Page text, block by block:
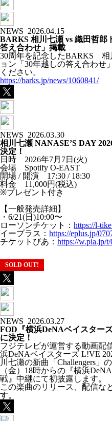
NEWS 2026.04.15
BARKS 相川七瀬 vs 織田哲郎
答え合わせ」掲載
30周年を記念したBARKS 相
ョン「30年越しの答え合わせ
ください。
https://barks.jp/news/1060841/
NEWS 2026.03.30
相川七瀬 NANASE’S DAY
決定！
日時 2026年7月7日(火)
会場 Spotify O-EAST
開場 / 開演 17:30 / 18:30
料金 11,000円(税込)
※プレゼント付き
【一般発売詳細】
・6/21(日)10:00〜
ローソンチケット： https://l-
イープラス： https://eplus.jp/
チケットぴあ： https://w.pia.jp/t/
SOLD OUT!
NEWS 2026.03.27
FOD『横浜DeNAベイスター
に決定！
フジテレビが運営する動画配
浜DeNAベイスターズ L!VE
川七瀬の新曲「Challengers」
（金）18時からの『横浜
戦』中継にて初披露します。
この楽曲のリリース、配信な
す。